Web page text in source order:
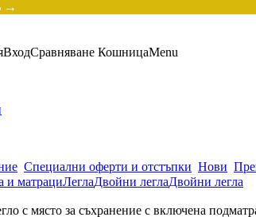
→
ВходСравняване КошницаMenu
Специални оферти и отстъпки Нови
и матрациЛеглаДвойни леглаДвойни легла